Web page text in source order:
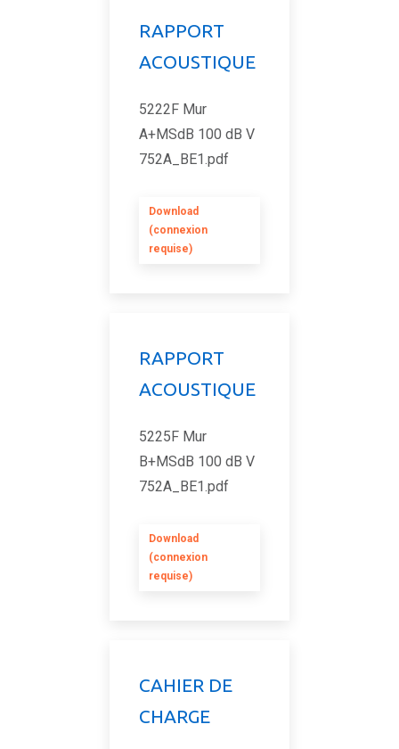
RAPPORT
ACOUSTIQUE
5222F Mur
A+MSdB 100 dB V
752A_BE1.pdf
Download
(connexion
requise)
RAPPORT
ACOUSTIQUE
5225F Mur
B+MSdB 100 dB V
752A_BE1.pdf
Download
(connexion
requise)
CAHIER DE
CHARGE